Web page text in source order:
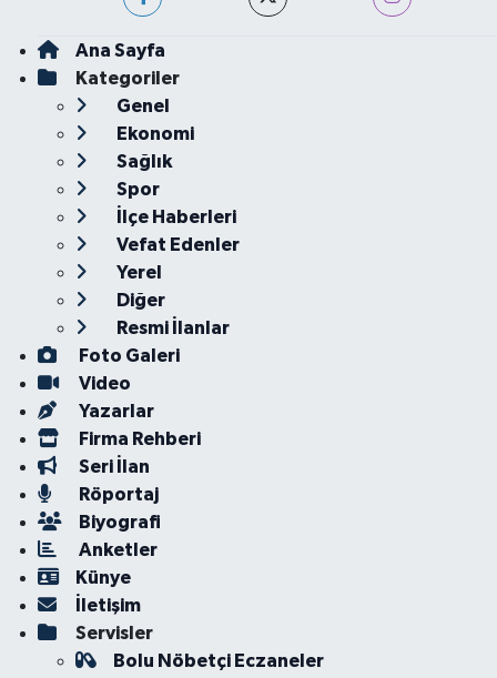
Ana Sayfa
Kategoriler
Genel
Ekonomi
Sağlık
Spor
İlçe Haberleri
Vefat Edenler
Yerel
Diğer
Resmi İlanlar
Foto Galeri
Video
Yazarlar
Firma Rehberi
Seri İlan
Röportaj
Biyografi
Anketler
Künye
İletişim
Servisler
Bolu Nöbetçi Eczaneler